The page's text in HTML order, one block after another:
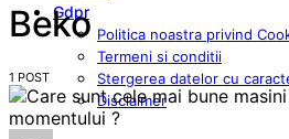
Gdpr
Politica noastra privind
Termeni si conditii
Stergerea datelor cu
Disclaimer
Beko
1 POST